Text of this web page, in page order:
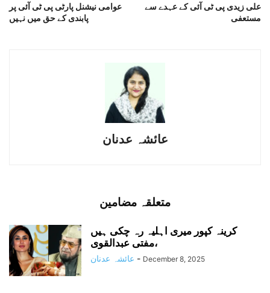
عوامی نیشنل پارٹی پی ٹی آئی پر
پابندی کے حق میں نہیں
علی زیدی پی ٹی آئی کے عہدے سے
مستعفی
عائشہ عدنان
متعلقہ مضامین
کرینہ کپور میری اہلیہ رہ چکی ہیں
،مفتی عبدالقوی
عائشہ عدنان - December 8, 2025